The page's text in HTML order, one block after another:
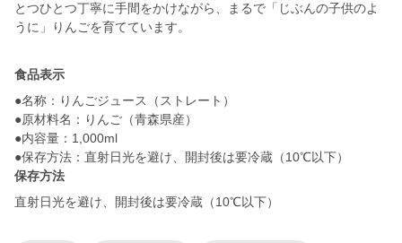
とつひとつ丁寧に手間をかけながら、まるで「じぶんの子供のよ
うに」りんごを育てています。
食品表示
●名称：りんごジュース（ストレート）
●原材料名：りんご（青森県産）
●内容量：1,000ml
●保存方法：直射日光を避け、開封後は要冷蔵（10℃以下）
保存方法
直射日光を避け、開封後は要冷蔵（10℃以下）